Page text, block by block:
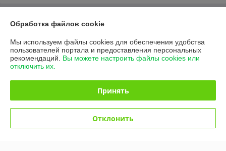
О нас
Контакты
Доставка и оплата
Обработка файлов cookie
Мы используем файлы cookies для обеспечения удобства
пользователей портала и предоставления персональных
рекомендаций. Вы можете настроить файлы cookies или
отключить их.
Принять
Отклонить